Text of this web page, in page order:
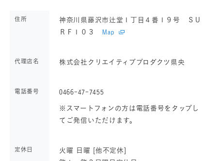
住所
神奈川県藤沢市辻堂１丁目４番１９号 ＳＵ
ＲＦ１０３
Map
代理店名 株式会社クリエイティブプロダクツ県央
電話番号 0466-47-7455
※スマートフォンの方は電話番号をタップし
てご発信いただけます。
定休日
火曜 日曜 [他不定休]